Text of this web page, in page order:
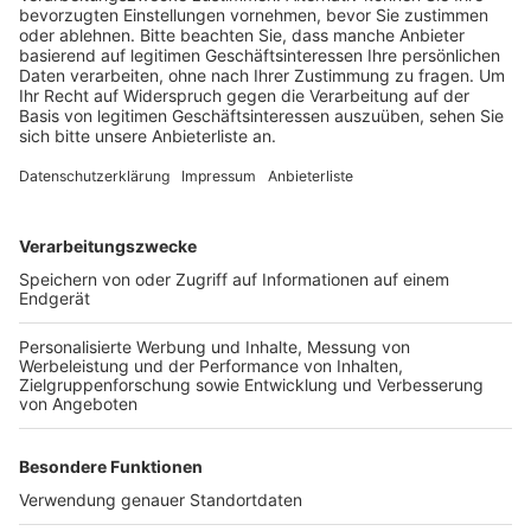
Anzeige
Ziel des sogenannten Centrums für Integrierte
Onkologie ist es, alle Disziplinen rund um
Orten in der Kölner Uni-Klinik untergebracht. Das Land
NRW hat den Bau und die Erstausstattung des
Zentrums mit rund 115 Millionen Euro unterstützt. Ab
November will die Kölner Uni-Klinik in dem Gebäude pro
Jahr rund 24.000 krebskranke Menschen behandeln.